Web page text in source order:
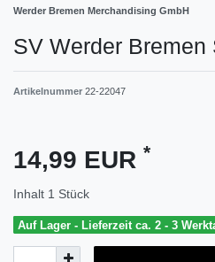
Werder Bremen Merchandising GmbH
SV Werder Bremen
Artikelnummer 22-22047
14,99 EUR *
Inhalt 1 Stück
Auf Lager - Lieferzeit ca. 2 - 3